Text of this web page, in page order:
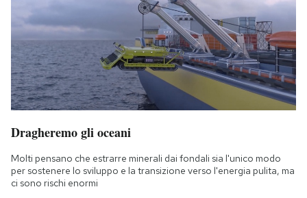
Dragheremo gli oceani
Molti pensano che estrarre minerali dai fondali sia l'unico modo
per sostenere lo sviluppo e la transizione verso l'energia pulita, ma
ci sono rischi enormi